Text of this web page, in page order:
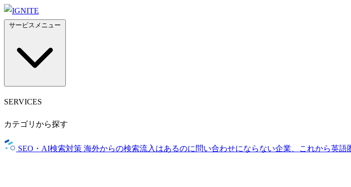
SERVICES
カテゴリから探す
SEO・AI検索対策 海外からの検索流入はあるのに問い合わせにならない企業、これから英